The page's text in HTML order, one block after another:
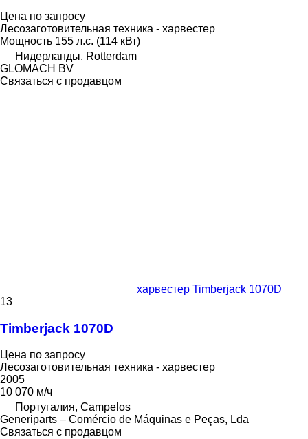
Цена по запросу
Лесозаготовительная техника - харвестер
Мощность 155 л.с. (114 кВт)
Нидерланды, Rotterdam
GLOMACH BV
Связаться с продавцом
харвестер Timberjack 1070D
13
Timberjack 1070D
Цена по запросу
Лесозаготовительная техника - харвестер
2005
10 070 м/ч
Португалия, Campelos
Generiparts – Comércio de Máquinas e Peças, Lda
Связаться с продавцом